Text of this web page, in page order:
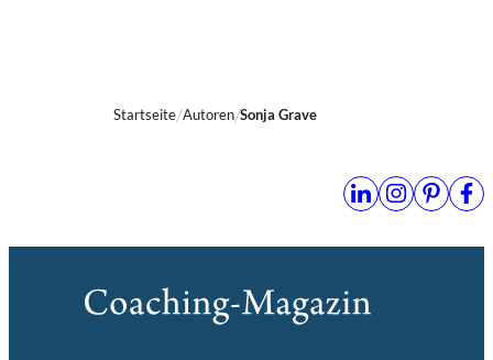
Startseite Autoren Sonja Grave